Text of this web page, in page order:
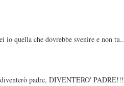
io quella che dovrebbe svenire e non
padre, DIVENTERO'